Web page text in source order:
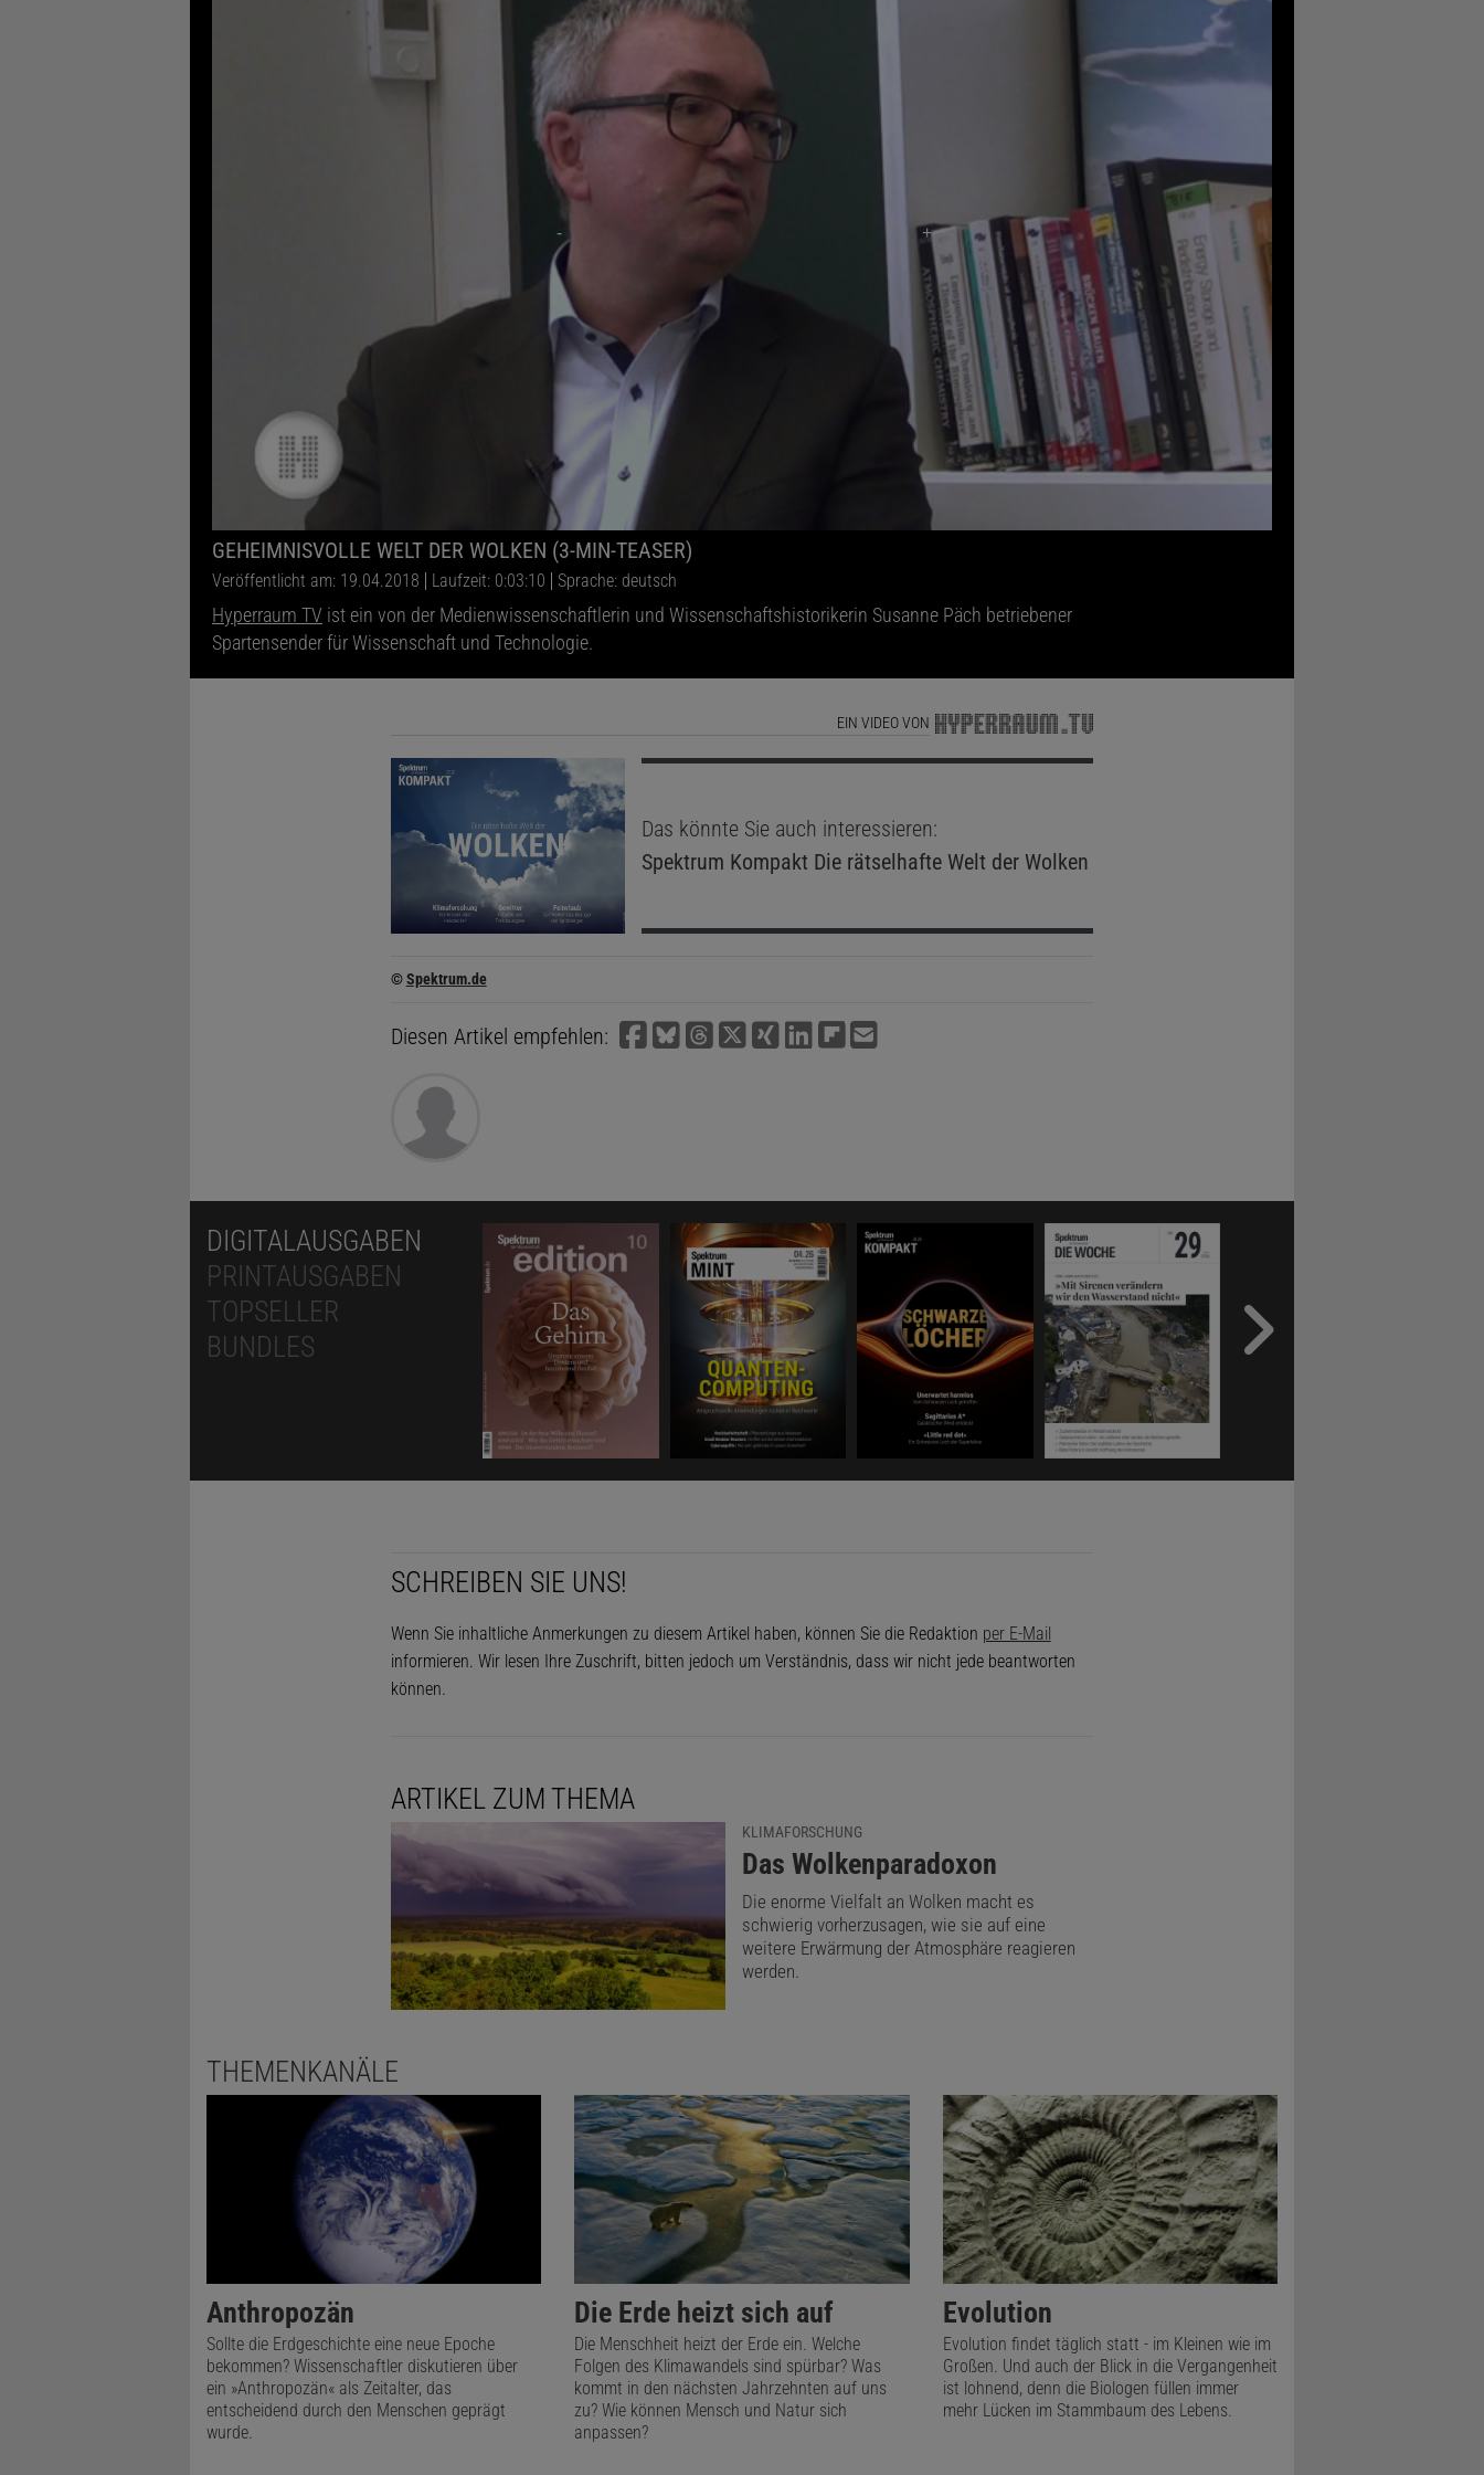
GEHEIMNISVOLLE WELT DER WOLKEN (3-MIN-TEASER)
Veröffentlicht am: 19.04.2018 Laufzeit: 0:03:10 Sprache: deutsch
Hyperraum TV ist ein von der Medienwissenschaftlerin und Wissenschaftshistorikerin Susanne Päch betriebener
Spartensender für Wissenschaft und Technologie.
EIN VIDEO VON
Das könnte Sie auch interessieren:
Spektrum Kompakt Die rätselhafte Welt der Wolken
©Spektrum.de
Diesen Artikel empfehlen:
DIGITALAUSGABEN
PRINTAUSGABEN
TOPSELLER
BUNDLES
SCHREIBEN SIE UNS!
Wenn Sie inhaltliche Anmerkungen zu diesem Artikel haben, können Sie die Redaktion per E-Mail
informieren. Wir lesen Ihre Zuschrift, bitten jedoch um Verständnis, dass wir nicht jede beantworten
können.
ARTIKEL ZUM THEMA
KLIMAFORSCHUNG
:
Das Wolkenparadoxon
Die enorme Vielfalt an Wolken macht es
schwierig vorherzusagen, wie sie auf eine
weitere Erwärmung der Atmosphäre reagieren
werden.
THEMENKANÄLE
Anthropozän
Sollte die Erdgeschichte eine neue Epoche
bekommen? Wissenschaftler diskutieren über
ein »Anthropozän« als Zeitalter, das
entscheidend durch den Menschen geprägt
wurde.
Die Erde heizt sich auf
Die Menschheit heizt der Erde ein. Welche
Folgen des Klimawandels sind spürbar? Was
kommt in den nächsten Jahrzehnten auf uns
zu? Wie können Mensch und Natur sich
anpassen?
Evolution
Evolution findet täglich statt - im Kleinen wie im
Großen. Und auch der Blick in die Vergangenheit
ist lohnend, denn die Biologen füllen immer
mehr Lücken im Stammbaum des Lebens.